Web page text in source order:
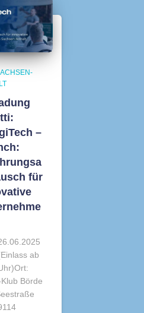
–
für
ab
Börde